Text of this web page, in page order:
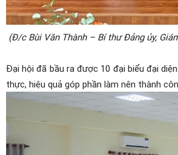
(Đ/c Bùi Văn Thành – Bí thư Đảng ủy,
Đại hội đã bầu ra được 10 đại biểu đại
thực, hiệu quả góp phần làm nên thành